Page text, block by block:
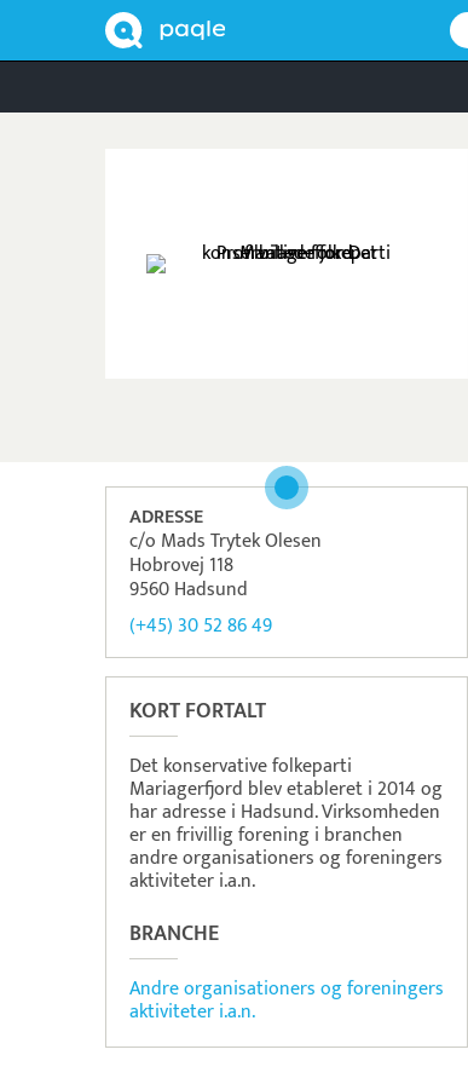
ADRESSE
c/o Mads Trytek Olesen
Hobrovej 118
9560 Hadsund
(+45) 30 52 86 49
KORT FORTALT
Det konservative folkeparti
Mariagerfjord blev etableret i 2014 og
har adresse i Hadsund. Virksomheden
er en frivillig forening i branchen
andre organisationers og foreningers
aktiviteter i.a.n.
BRANCHE
Andre organisationers og foreningers
aktiviteter i.a.n.